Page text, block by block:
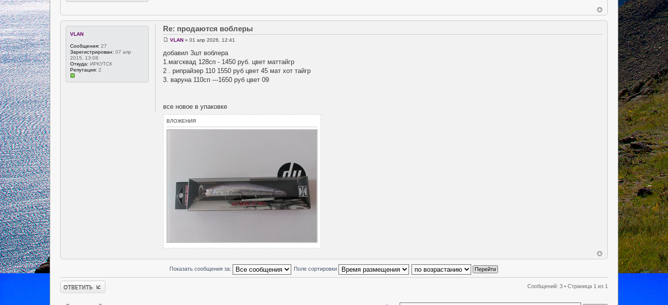
VLAN
Сообщения: 27
Зарегистрирован: 07 апр
2015, 13:08
Откуда: ИРКУТСК
Репутация: 2
Re: продаются воблеры
VLAN » 01 апр 2026, 12:41
добавил 3шт воблера
1.магсквад 128сп - 1450 руб. цвет маттайгр
2 . рипрайзер 110 1550 руб цвет 45 мат хот тайгр
3. варуна 110сп ---1650 руб цвет 09
все новое в упаковке
ВЛОЖЕНИЯ
Показать сообщения за: Поле сортировки
Ответить Сообщений: 3 • Страница 1 из 1